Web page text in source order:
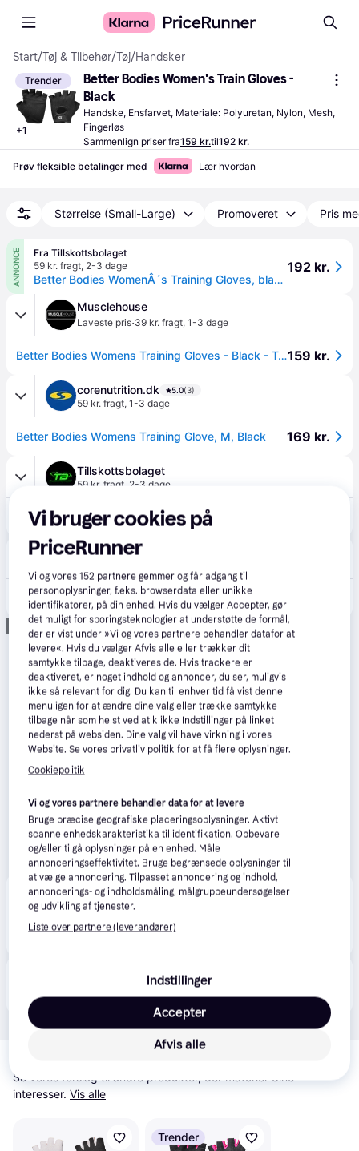
Start/Tøj & Tilbehør/Tøj/Handsker
Trender
+1
Better Bodies Women's Train Gloves -
Black
Handske, Ensfarvet, Materiale: Polyuretan, Nylon, Mesh,
Fingerløs
Sammenlign priser fra159 kr.til192 kr.
Prøv fleksible betalinger med Lær hvordan
Størrelse (Small-Large) Promoveret Pris
ANNONCE
Fra Tillskottsbolaget
59 kr. fragt, 2-3 dage
Better Bodies WomenÂ´s Training Gloves, black (L).
192 kr.
Musclehouse
Laveste pris·39 kr. fragt, 1-3 dage
Better Bodies Womens Training Gloves - Black - Træningsudstyr159 kr.
corenutrition.dk 5.0(3)
59 kr. fragt, 1-3 dage
Better Bodies Womens Training Glove, M, Black 169 kr.
Tillskottsbolaget
59 kr. fragt 2-3 dage
Sportgymbutikken
Womens Training Glove, black, large.
Annonce
Bodystore
49 kr. fragt,1-3 dage
BB Træningshandsker til kvinder Sort
butik, som ikke er betalende
Relaterede produkter
Se vores forslag til andre produkter, der matcher dine
interesser. Vis alle
Trender
Vi bruger cookies på
PriceRunner
Vi og vores152 partnere gemmer og får adgang til
personoplysninger, f.eks. browserdata eller unikke
identifikatorer, på din enhed. Hvis du vælger Accepter, gør
det muligt for sporingsteknologier at understøtte de formål,
der er vist under »Vi og vores partnere behandler datafor at
levere«. Hvis du vælger Afvis alle eller trækker dit
samtykke tilbage, deaktiveres de. Hvis trackere er
deaktiveret, er noget indhold og annoncer, du ser, muligvis
ikke så relevant for dig. Du kan til enhver tid få vist denne
menu igen for at ændre dine valg eller trække samtykke
tilbage når som helst ved at klikke Indstillinger på linket
nederst på websiden. Dine valg vil have virkning i vores
Website. Se vores privatliv politik for at få flere oplysninger.
Cookiepolitik
Vi og vores partnere behandler data for at levere
Bruge præcise geografiske placeringsoplysninger. Aktivt
scanne enhedskarakteristika til identifikation. Opbevare
og/eller tilgå oplysninger på en enhed. Måle
annonceringseffektivitet. Bruge begrænsede oplysninger til
at vælge annoncering. Tilpasset annoncering og indhold,
annoncerings- og indholdsmåling, målgruppeundersøgelser
og udvikling af tjenester.
Liste over partnere (leverandører)
Indstillinger
Afvis alle
Accepter